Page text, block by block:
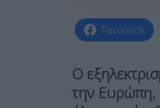
Facebook
Ο
την Ευρώπη,